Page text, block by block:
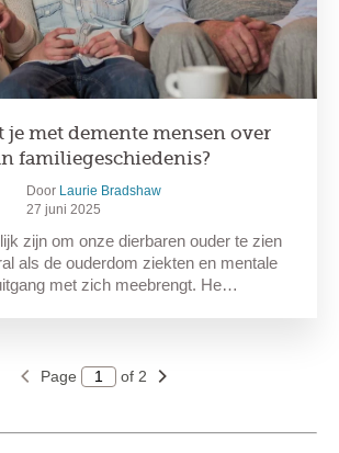
je met demente mensen over
familiegeschiedenis?
Door Laurie Bradshaw
27 juni 2025
zijn om onze dierbaren ouder te zien
als de ouderdom ziekten en mentale
met zich meebrengt. He…
Page of 2